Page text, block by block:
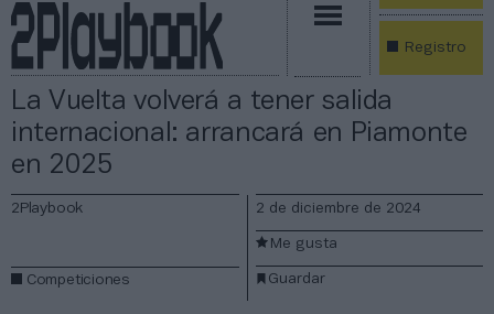
Registro
La Vuelta volverá a tener salida
internacional: arrancará en Piamonte
en 2025
2Playbook
Competiciones
2 de diciembre de 2024
Guardar
Me gusta